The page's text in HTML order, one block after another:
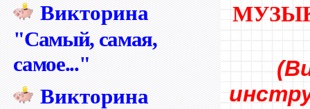
Викторина
"Самый, самая,
самое..."
Викторина